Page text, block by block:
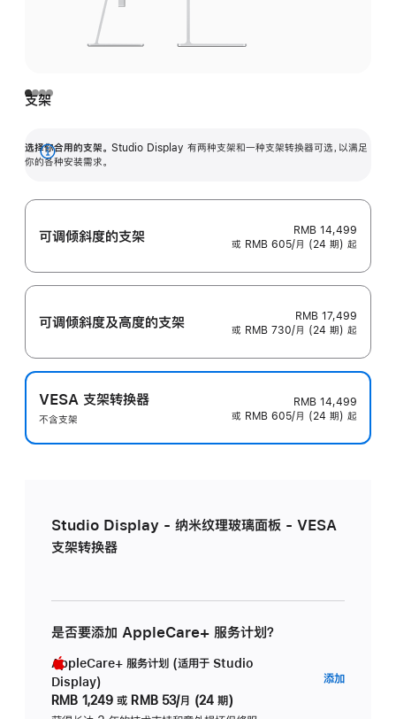
支架
选择你合用的支架。 Studio Display 有两种支架和一种支架转换器可选，以满足
你的各种安装需求。
展
可调倾斜度的支架
RMB 14,499
或 RMB 605/月 (24 期) 起
可调倾斜度及高‍度的支‍架
RMB 17,499
或 RMB 730/月 (24 期) 起
VESA 支架转换器
不含支架
RMB 14,499
或 RMB 605/月 (24 期) 起
Studio Display - 纳米纹理玻璃面板 - VESA
支架转换器
是否要添加 AppleCare+ 服务计划？
AppleCare+ 服务计划 (适用于 Studio
Display)
RMB 1,249 或 RMB 53/月 (24 期)
添加